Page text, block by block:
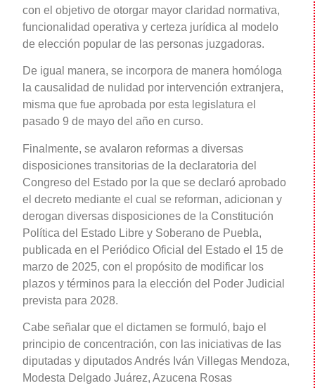
con el objetivo de otorgar mayor claridad normativa,
funcionalidad operativa y certeza jurídica al modelo
de elección popular de las personas juzgadoras.
De igual manera, se incorpora de manera homóloga
la causalidad de nulidad por intervención extranjera,
misma que fue aprobada por esta legislatura el
pasado 9 de mayo del año en curso.
Finalmente, se avalaron reformas a diversas
disposiciones transitorias de la declaratoria del
Congreso del Estado por la que se declaró aprobado
el decreto mediante el cual se reforman, adicionan y
derogan diversas disposiciones de la Constitución
Política del Estado Libre y Soberano de Puebla,
publicada en el Periódico Oficial del Estado el 15 de
marzo de 2025, con el propósito de modificar los
plazos y términos para la elección del Poder Judicial
prevista para 2028.
Cabe señalar que el dictamen se formuló, bajo el
principio de concentración, con las iniciativas de las
diputadas y diputados Andrés Iván Villegas Mendoza,
Modesta Delgado Juárez, Azucena Rosas